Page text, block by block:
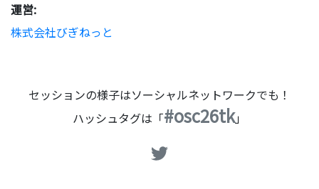
運営:
株式会社びぎねっと
セッションの様子はソーシャルネットワークでも！
ハッシュタグは「#osc26tk」